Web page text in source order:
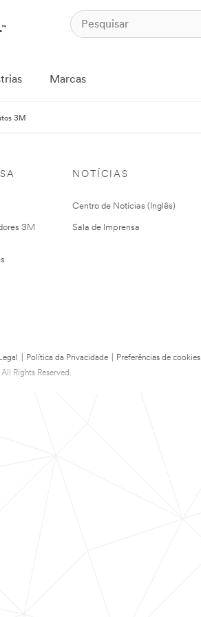
Marcas
3M
3M
NOTÍCIAS
Centro de Notícias (Inglês)
Sala de Imprensa
Política da Privacidade
Preferências de cookies
Rights Reserved.